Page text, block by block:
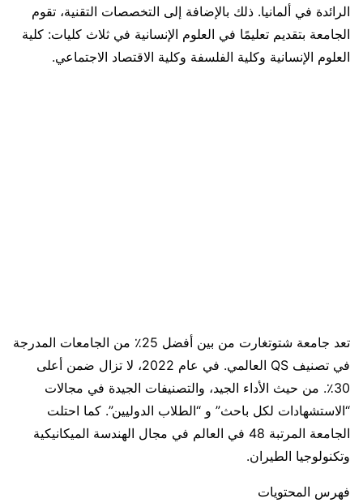
الرائدة في ألمانيا. ذلك بالإضافة إلى التخصصات التقنية، تقوم
الجامعة بتقديم تعليمًا في العلوم الإنسانية في ثلاث كليات: كلية
العلوم الإنسانية وكلية الفلسفة وكلية الاقتصاد الاجتماعي.
تعد جامعة شتوتغارت من بين أفضل 25٪ من الجامعات المدرجة
في تصنيف QS العالمي. في عام 2022، لا تزال ضمن أعلى
30٪. من حيث الأداء الجيد، والتصنيفات الجيدة في مجالات
“الاستشهادات لكل باحث” و “الطلاب الدوليين”. كما احتلت
الجامعة المرتبة 48 في العالم في مجال الهندسة الميكانيكية
وتكنولوجيا الطيران.
فهرس المحتويات